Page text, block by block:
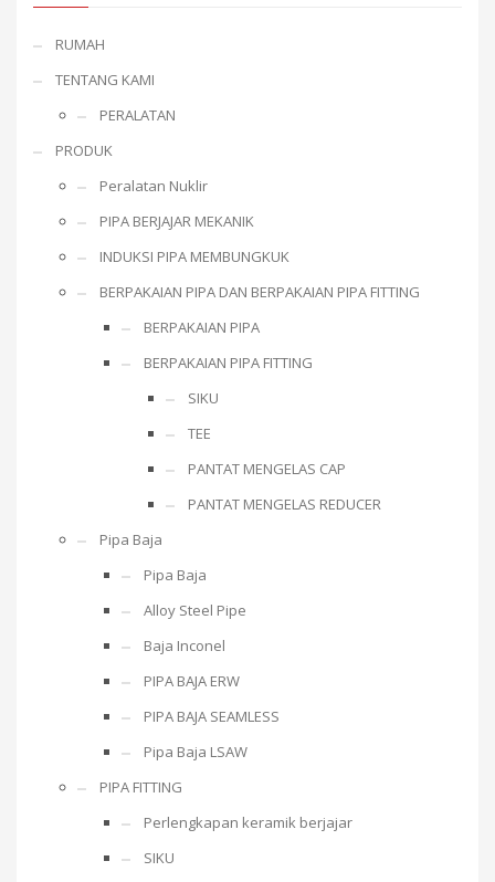
RUMAH
TENTANG KAMI
PERALATAN
PRODUK
Peralatan Nuklir
PIPA BERJAJAR MEKANIK
INDUKSI PIPA MEMBUNGKUK
BERPAKAIAN PIPA DAN BERPAKAIAN PIPA FITTING
BERPAKAIAN PIPA
BERPAKAIAN PIPA FITTING
SIKU
TEE
PANTAT MENGELAS CAP
PANTAT MENGELAS REDUCER
Pipa Baja
Pipa Baja
Alloy Steel Pipe
Baja Inconel
PIPA BAJA ERW
PIPA BAJA SEAMLESS
Pipa Baja LSAW
PIPA FITTING
Perlengkapan keramik berjajar
SIKU